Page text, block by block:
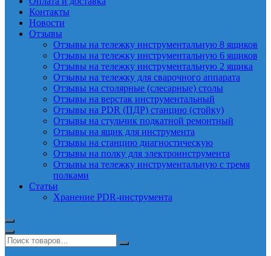
Контакты
Новости
Отзывы
Отзывы на тележку инструментальную 8 ящиков
Отзывы на тележку инструментальную 6 ящиков
Отзывы на тележку инструментальную 2 ящика
Отзывы на тележку для сварочного аппарата
Отзывы на столярные (слесарные) столы
Отзывы на верстак инструментальный
Отзывы на PDR (ПДР) станцию (стойку)
Отзывы на стульчик подкатной ремонтный
Отзывы на ящик для инструмента
Отзывы на станцию диагностическую
Отзывы на полку для электроинструмента
Отзывы на тележку инструментальную с тремя
полками
Статьи
Хранение PDR-инструмента